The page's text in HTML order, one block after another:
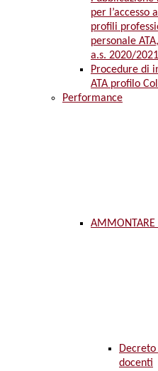
per
profili
personale
a.s. 2020/2021
Procedure di
ATA profilo
Performance
AMMONTARE
Decreto
docenti